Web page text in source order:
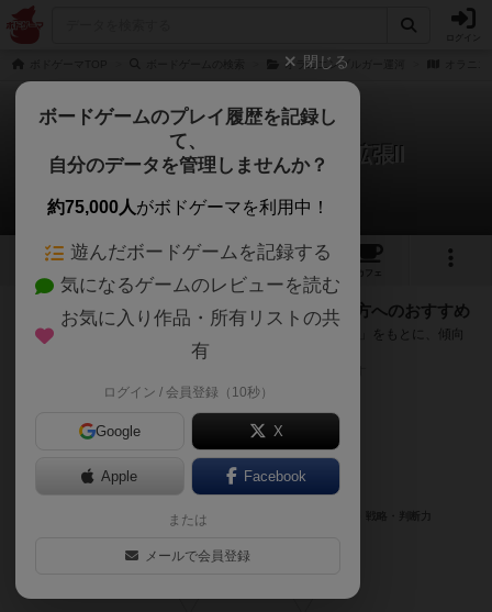
オラニエンブルガー運河
オラニエンブルガー運河：拡張Ⅱ
次のおすすめボードゲーム
1
カフェ
『オラニエンブルガー運河：拡張Ⅱ』が好きな方へのおすすめ
このゲームのトップページで投票された「プレイ感の評価」をもとに、傾向
が近いボードゲームをランキング形式で紹介します。
閉じる
ボードゲームのプレイ履歴を記録し
て、
自分のデータを管理しませんか？
約75,000人がボドゲーマを利用中！
遊んだボードゲームを記録する
気になるゲームのレビューを読む
お気に入り作品・所有リストの共
有
ログイン / 会員登録（10秒）
Google X
Apple Facebook
または
メールで会員登録